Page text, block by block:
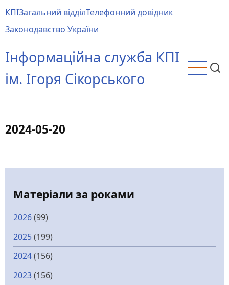
до
основного
КПІЗагальний відділТелефонний довідник
Законодавство України
Інформаційна служба КПІ
ім. Ігоря Сікорського
2024-05-20
Матеріали за роками
2026(99)
2025(199)
2024(156)
2023(156)